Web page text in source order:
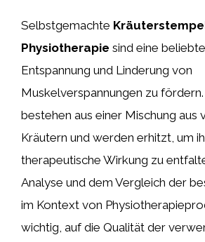
Selbstgemachte
Physiotherapie sind eine
Entspannung und Linderung von
Muskelverspannungen zu
bestehen aus einer Mischung aus
Kräutern und werden erhitzt, um
therapeutische Wirkung zu
Analyse und dem Vergleich der
im Kontext von
wichtig, auf die Qualität der